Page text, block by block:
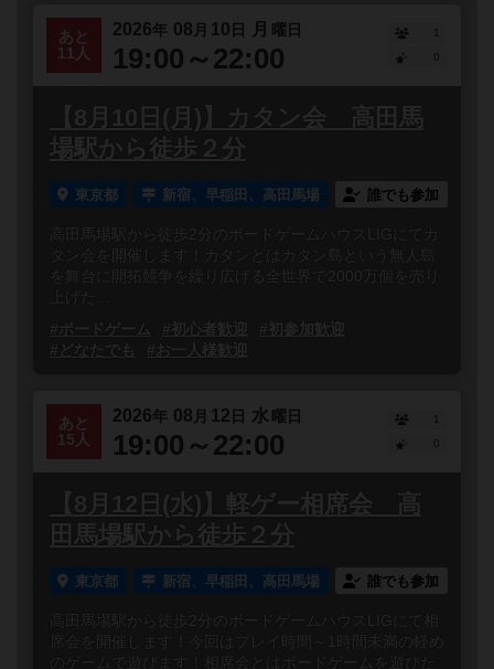
あと
11人
2026年 08 月 10 日 月 曜日
19:00～22:00
1
【8月10日(月)】カタン会 高田馬
場駅から徒歩２分
東京都 新宿、早稲田、高田馬場 誰でも参加
高田馬場駅から徒歩2分のボードゲームハウスLIGにてカ
タン会を開催します！カタンとはカタン島という無人島
を舞台に開拓競争を繰り広げる全世界で2000万個を売り
#ボードゲーム
#初心者歓迎
#初参加歓迎
#どなたでも
#お一人様歓迎
あと
15人
2026年 08 月 12 日 水 曜日
19:00～22:00
1
【8月12日(水)】軽ゲー相席会 高
田馬場駅から徒歩２分
東京都 新宿、早稲田、高田馬場 誰でも参加
高田馬場駅から徒歩2分のボードゲームハウスLIGにて相
席会を開催します！今回はプレイ時間～1時間未満の軽め
のゲームで遊びます！相席会とはボードゲームを遊びた